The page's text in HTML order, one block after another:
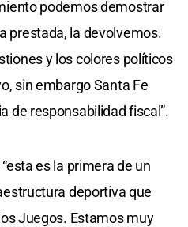
podemos demostrar
prestada, la devolvemos.
y los colores políticos
sin embargo Santa Fe
de responsabilidad fiscal”.
es la primera de un
deportiva que
Juegos. Estamos muy